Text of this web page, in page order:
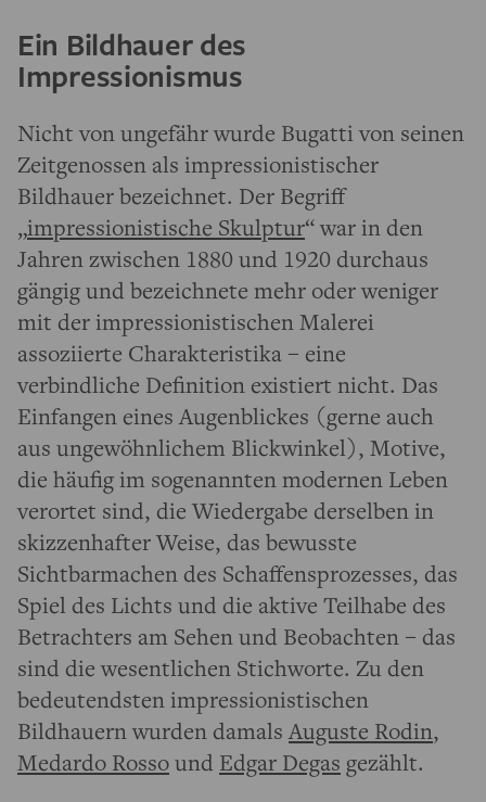
Ein Bildhauer des
Impressionismus
Nicht von ungefähr wurde Bugatti von seinen
Zeitgenossen als impressionistischer
Bildhauer bezeichnet. Der Begriff
„impressionistische Skulptur“ war in den
Jahren zwischen 1880 und 1920 durchaus
gängig und bezeichnete mehr oder weniger
mit der impressionistischen Malerei
assoziierte Charakteristika – eine
verbindliche Definition existiert nicht. Das
Einfangen eines Augenblickes (gerne auch
aus ungewöhnlichem Blickwinkel), Motive,
die häufig im sogenannten modernen Leben
verortet sind, die Wiedergabe derselben in
skizzenhafter Weise, das bewusste
Sichtbarmachen des Schaffensprozesses, das
Spiel des Lichts und die aktive Teilhabe des
Betrachters am Sehen und Beobachten – das
sind die wesentlichen Stichworte. Zu den
bedeutendsten impressionistischen
Bildhauern wurden damals Auguste Rodin,
Medardo Rossound Edgar Degas gezählt.